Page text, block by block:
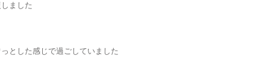
ました
とした感じで過ごしていました